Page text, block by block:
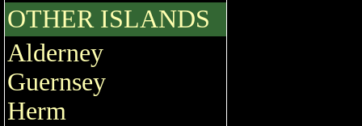
OTHER ISLANDS
Alderney
Guernsey
Herm